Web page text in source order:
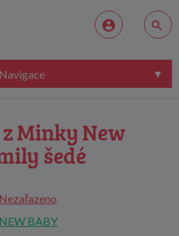
Navigace
Minky New
šedé
Nezařazeno
NEW BABY